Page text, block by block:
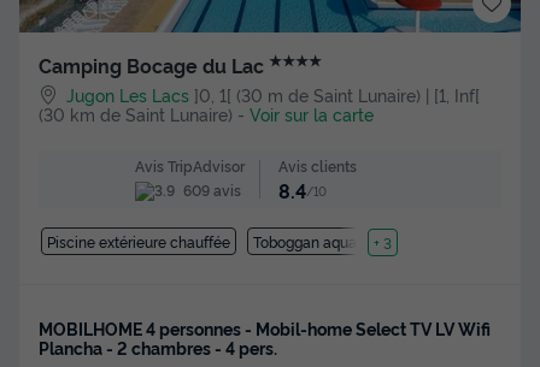
Camping Bocage du Lac ★★★★
Jugon Les Lacs ]0, 1[ (30 m de Saint Lunaire) | [1, Inf[
(30 km de Saint Lunaire) - Voir sur la carte
Avis TripAdvisor
609 avis
Avis clients
8.4/10
Piscine extérieure chauffée Toboggan aquatique
+ 3
MOBILHOME 4 personnes - Mobil-home Select TV LV Wifi
Plancha - 2 chambres - 4 pers.